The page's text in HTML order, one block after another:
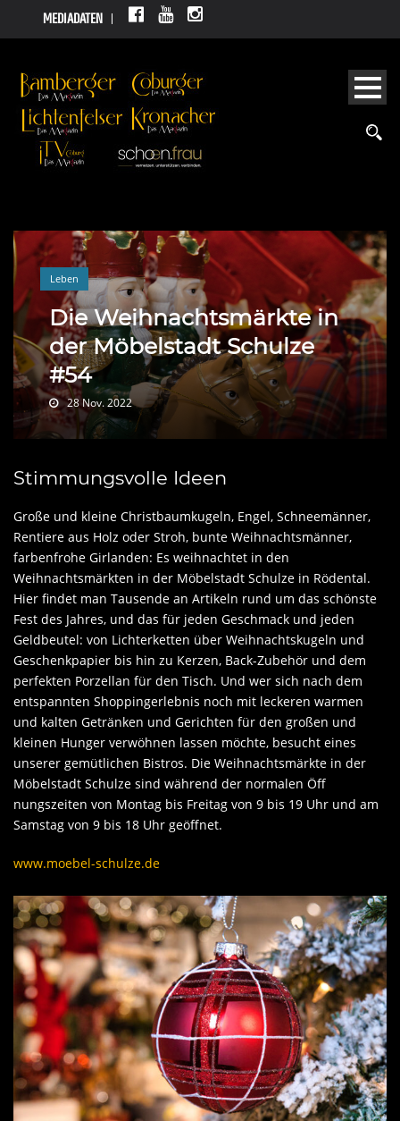
MEDIADATEN
Leben
Die Weihnachtsmärkte in
der Möbelstadt Schulze
#54
28 Nov. 2022
Stimmungsvolle Ideen
Große und kleine Christbaumkugeln, Engel, Schneemänner,
Rentiere aus Holz oder Stroh, bunte Weihnachtsmänner,
farbenfrohe Girlanden: Es weihnachtet in den
Weihnachtsmärkten in der Möbelstadt Schulze in Rödental.
Hier findet man Tausende an Artikeln rund um das schönste
Fest des Jahres, und das für jeden Geschmack und jeden
Geldbeutel: von Lichterketten über Weihnachtskugeln und
Geschenkpapier bis hin zu Kerzen, Back-Zubehör und dem
perfekten Porzellan für den Tisch. Und wer sich nach dem
entspannten Shoppingerlebnis noch mit leckeren warmen
und kalten Getränken und Gerichten für den großen und
kleinen Hunger verwöhnen lassen möchte, besucht eines
unserer gemütlichen Bistros. Die Weihnachtsmärkte in der
Möbelstadt Schulze sind während der normalen Öff
nungszeiten von Montag bis Freitag von 9 bis 19 Uhr und am
Samstag von 9 bis 18 Uhr geöffnet.
www.moebel-schulze.de